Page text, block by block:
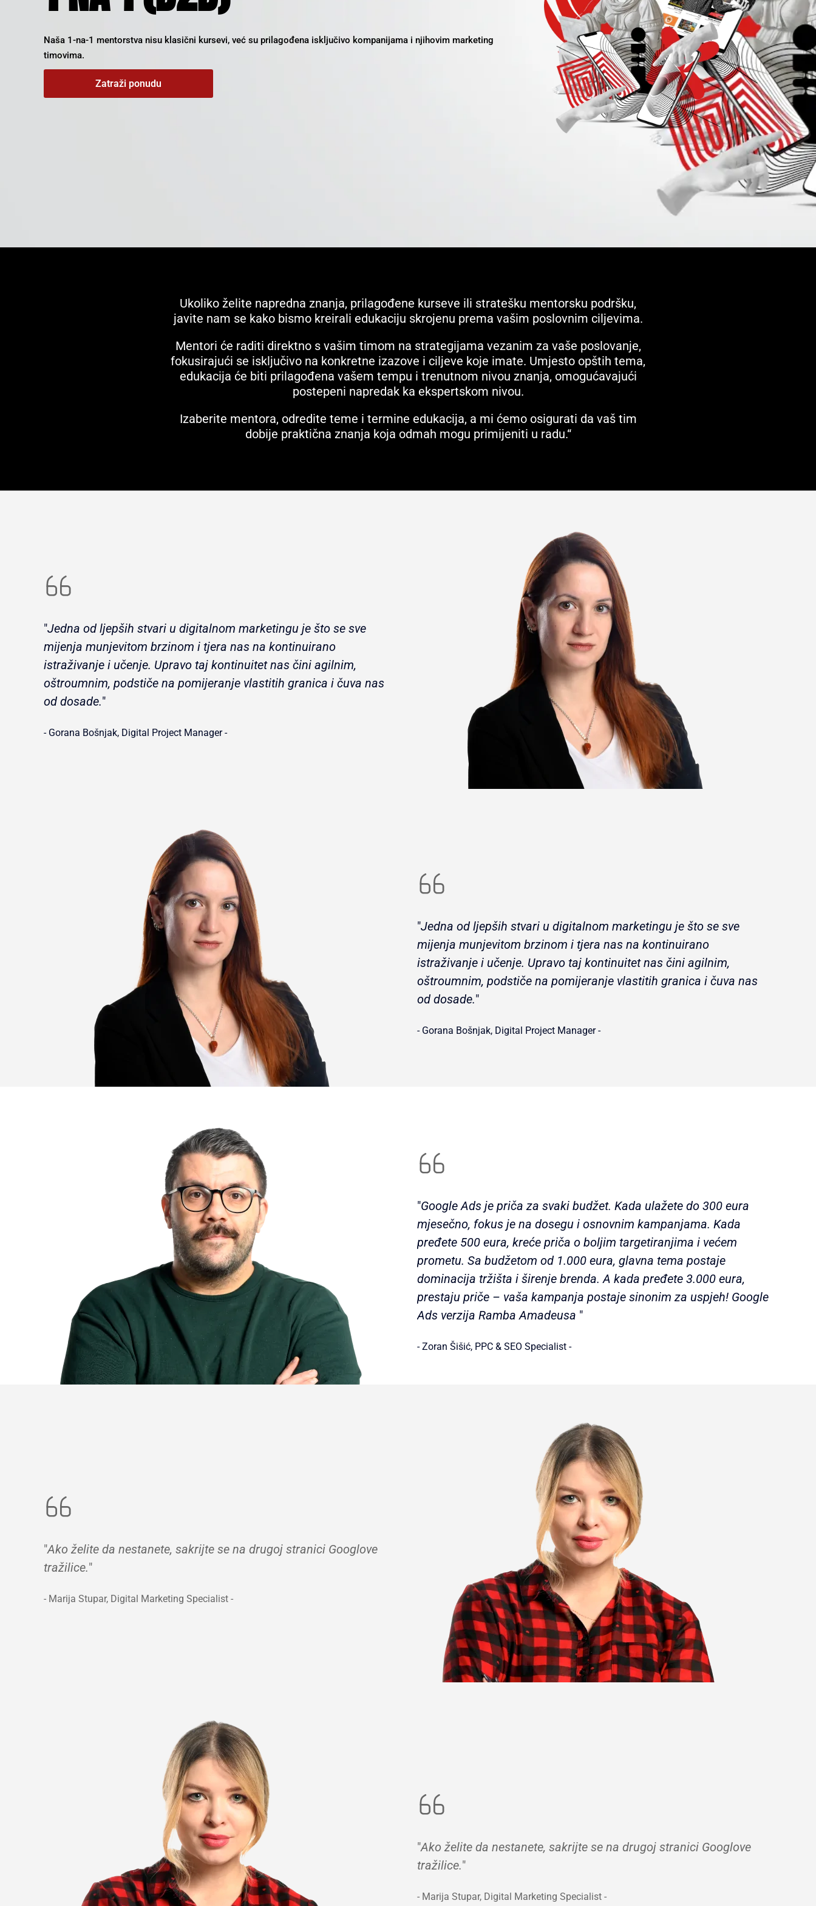
Naša 1-na-1 mentorstva nisu klasični kursevi, već su prilagođena isključivo kompanijama i njihovim marketing
timovima.
Zatraži ponudu
Ukoliko želite napredna znanja, prilagođene kurseve ili stratešku mentorsku podršku,
javite nam se kako bismo kreirali edukaciju skrojenu prema vašim poslovnim ciljevima.
Mentori će raditi direktno s vašim timom na strategijama vezanim za vaše poslovanje,
fokusirajući se isključivo na konkretne izazove i ciljeve koje imate. Umjesto opštih tema,
edukacija će biti prilagođena vašem tempu i trenutnom nivou znanja, omogućavajući
postepeni napredak ka ekspertskom nivou.
Izaberite mentora, odredite teme i termine edukacija, a mi ćemo osigurati da vaš tim
dobije praktična znanja koja odmah mogu primijeniti u radu.“
"Jedna od ljepših stvari u digitalnom marketingu je što se sve
mijenja munjevitom brzinom i tjera nas na kontinuirano
istraživanje i učenje. Upravo taj kontinuitet nas čini agilnim,
oštroumnim, podstiče na pomijeranje vlastitih granica i čuva nas
od dosade."
- Gorana Bošnjak, Digital Project Manager -
"Jedna od ljepših stvari u digitalnom marketingu je što se sve
mijenja munjevitom brzinom i tjera nas na kontinuirano
istraživanje i učenje. Upravo taj kontinuitet nas čini agilnim,
oštroumnim, podstiče na pomijeranje vlastitih granica i čuva nas
od dosade."
- Gorana Bošnjak, Digital Project Manager -
"Google Ads je priča za svaki budžet. Kada ulažete do 300 eura
mjesečno, fokus je na dosegu i osnovnim kampanjama. Kada
pređete 500 eura, kreće priča o boljim targetiranjima i većem
prometu. Sa budžetom od 1.000 eura, glavna tema postaje
dominacija tržišta i širenje brenda. A kada pređete 3.000 eura,
prestaju priče – vaša kampanja postaje sinonim za uspjeh! Google
Ads verzija Ramba Amadeusa "
- Zoran Šišić, PPC & SEO Specialist -
"Ako želite da nestanete, sakrijte se na drugoj stranici Googlove
tražilice."
- Marija Stupar, Digital Marketing Specialist -
"Ako želite da nestanete, sakrijte se na drugoj stranici Googlove
tražilice."
- Marija Stupar, Digital Marketing Specialist -